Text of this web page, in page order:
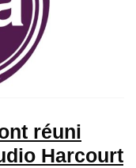
réuni
Harcourt